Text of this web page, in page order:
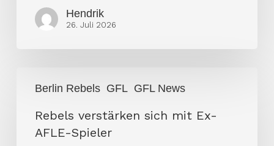
Hendrik
26. Juli 2026
Berlin Rebels GFL GFL News
verstärken
Rebels verstärken sich mit Ex-
AFLE-Spieler